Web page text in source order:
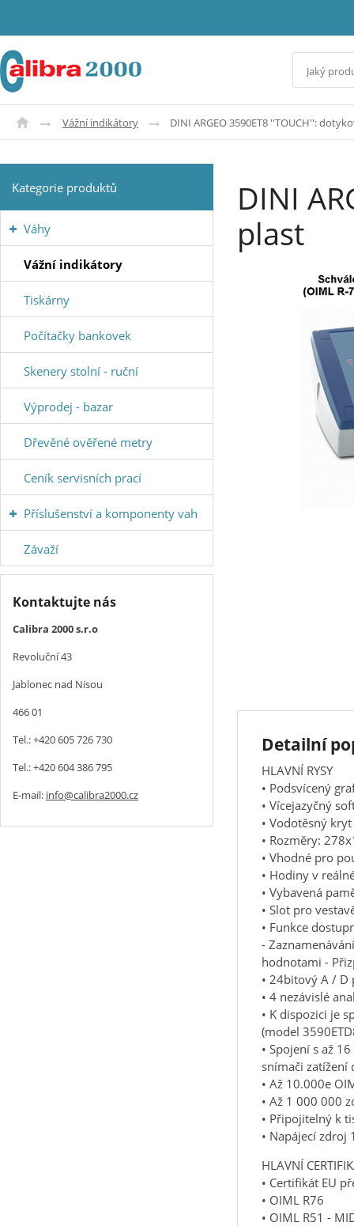
Vážní indikátory DINI ARGEO 3590ET8 ''TOUCH'':
DINI
plast
Detailní
HLAVNÍ RYSY
• Podsvícený
• Vícejazyčný
• Vodotěsný
• Rozměry:
• Vhodné pro
• Hodiny v
• Vybavená
• Slot pro
• Funkce
-
hodnotami -
• 24bitový A / D
• 4 nezávislé
• K dispozici je
(model
• Spojení s až
snímači zatížení
• Až 10.000e
• Až 1 000 000
• Připojitelný k
• Napájecí zdroj
HLAVNÍ
• Certifikát EU
• OIML R76
• OIML R51 -
Kategorie produktů
Váhy
Vážní indikátory
Tiskárny
Počítačky bankovek
Skenery stolní - ruční
Výprodej - bazar
Dřevěné ověřené metry
Ceník servisních prací
Příslušenství a komponenty vah
Závaží
Kontaktujte nás
Calibra 2000 s.r.o
Revoluční 43
Jablonec nad Nisou
466 01
Tel.: +420 605 726 730
Tel.: +420 604 386 795
E-mail: info@calibra2000.cz